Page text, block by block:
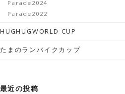
Parade2024
Parade2022
HUGHUGWORLD CUP
たまのランバイクカップ
最近の投稿